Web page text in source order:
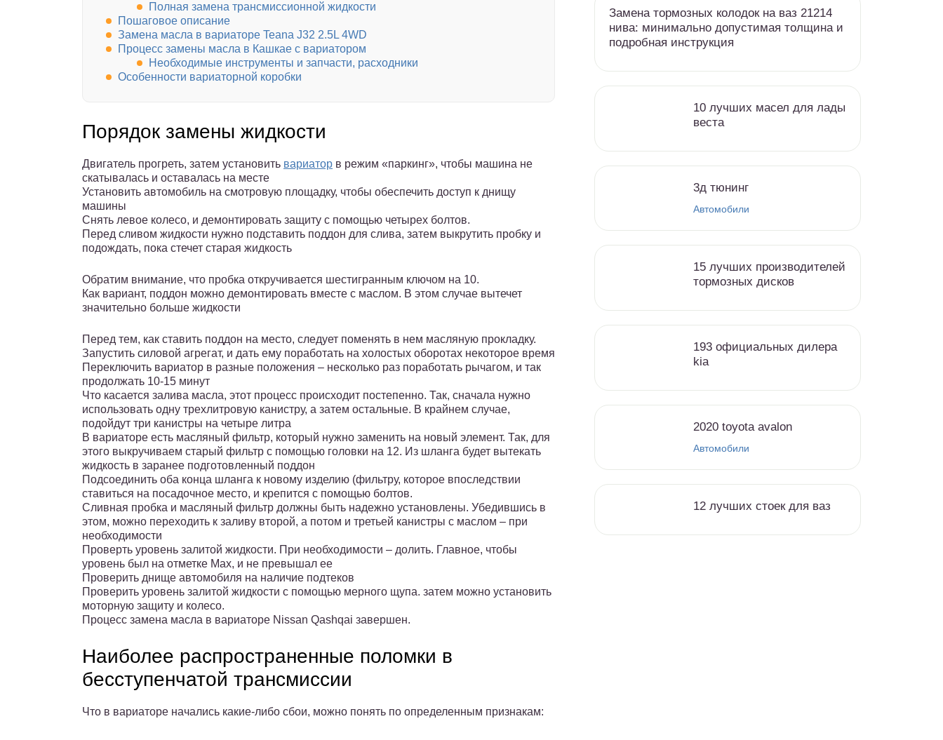
Полная замена трансмиссионной жидкости
Пошаговое описание
Замена масла в вариаторе Teana J32 2.5L 4WD
Процесс замены масла в Кашкае с вариатором
Необходимые инструменты и запчасти, расходники
Особенности вариаторной коробки
Порядок замены жидкости
Двигатель прогреть, затем установить вариатор в режим «паркинг», чтобы машина не
скатывалась и оставалась на месте
Установить автомобиль на смотровую площадку, чтобы обеспечить доступ к днищу
машины
Снять левое колесо, и демонтировать защиту с помощью четырех болтов.
Перед сливом жидкости нужно подставить поддон для слива, затем выкрутить пробку и
подождать, пока стечет старая жидкость
Обратим внимание, что пробка откручивается шестигранным ключом на 10.
Как вариант, поддон можно демонтировать вместе с маслом. В этом случае вытечет
значительно больше жидкости
Перед тем, как ставить поддон на место, следует поменять в нем масляную прокладку.
Запустить силовой агрегат, и дать ему поработать на холостых оборотах некоторое время
Переключить вариатор в разные положения – несколько раз поработать рычагом, и так
продолжать 10-15 минут
Что касается залива масла, этот процесс происходит постепенно. Так, сначала нужно
использовать одну трехлитровую канистру, а затем остальные. В крайнем случае,
подойдут три канистры на четыре литра
В вариаторе есть масляный фильтр, который нужно заменить на новый элемент. Так, для
этого выкручиваем старый фильтр с помощью головки на 12. Из шланга будет вытекать
жидкость в заранее подготовленный поддон
Подсоединить оба конца шланга к новому изделию (фильтру, которое впоследствии
ставиться на посадочное место, и крепится с помощью болтов.
Сливная пробка и масляный фильтр должны быть надежно установлены. Убедившись в
этом, можно переходить к заливу второй, а потом и третьей канистры с маслом – при
необходимости
Проверть уровень залитой жидкости. При необходимости – долить. Главное, чтобы
уровень был на отметке Max, и не превышал ее
Проверить днище автомобиля на наличие подтеков
Проверить уровень залитой жидкости с помощью мерного щупа. затем можно установить
моторную защиту и колесо.
Процесс замена масла в вариаторе Nissan Qashqai завершен.
Наиболее распространенные поломки в
бесступенчатой трансмиссии
Что в вариаторе начались какие-либо сбои, можно понять по определенным признакам:
Замена тормозных колодок на ваз 21214
нива: минимально допустимая толщина и
подробная инструкция
10 лучших масел для лады
веста
3д тюнинг
Автомобили
15 лучших производителей
тормозных дисков
193 официальных дилера
kia
2020 toyota avalon
Автомобили
12 лучших стоек для ваз